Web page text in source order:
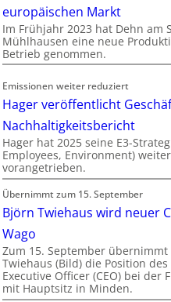
europäischen Markt
Im Frühjahr 2023 hat Dehn am
Mühlhausen eine neue
Betrieb genommen.
Emissionen weiter reduziert
Hager veröffentlicht
Nachhaltigkeitsbericht
Hager hat 2025 seine E3-
Employees, Environment) weiter
vorangetrieben.
Übernimmt zum 15. September
Björn Twiehaus wird neuer
Wago
Zum 15. September übernimmt
Twiehaus (Bild) die Position
Executive Officer (CEO) bei der
mit Hauptsitz in Minden.